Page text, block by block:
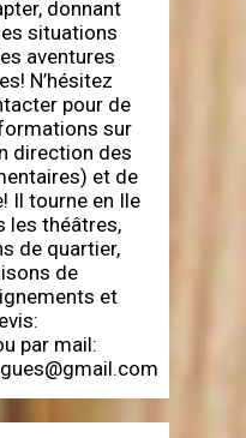
donnant
situations
aventures
N’hésitez
pour de
sur
direction des
et de
Il tourne en Ile
les théâtres,
de quartier,
de
et
par mail: